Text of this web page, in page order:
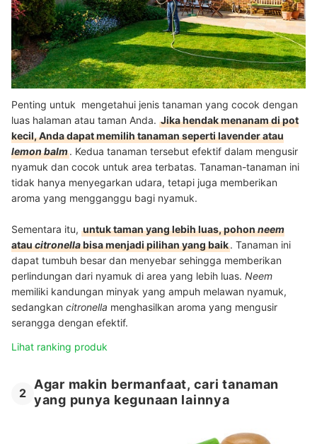
Penting untuk mengetahui jenis tanaman yang cocok dengan
luas halaman atau taman Anda. Jika hendak menanam di pot
kecil, Anda dapat memilih tanaman seperti lavender atau
lemon balm. Kedua tanaman tersebut efektif dalam mengusir
nyamuk dan cocok untuk area terbatas. Tanaman-tanaman ini
tidak hanya menyegarkan udara, tetapi juga memberikan
aroma yang mengganggu bagi nyamuk.
Sementara itu, untuk taman yang lebih luas, pohonneem
ataucitronellabisa menjadi pilihan yang baik. Tanaman ini
dapat tumbuh besar dan menyebar sehingga memberikan
perlindungan dari nyamuk di area yang lebih luas. Neem
memiliki kandungan minyak yang ampuh melawan nyamuk,
sedangkan citronella menghasilkan aroma yang mengusir
serangga dengan efektif.
Lihat ranking produk
2
Agar makin bermanfaat, cari tanaman
yang punya kegunaan lainnya